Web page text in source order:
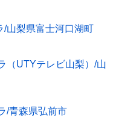
/山梨県富士河口湖町
（UTYテレビ山梨）/山
/青森県弘前市